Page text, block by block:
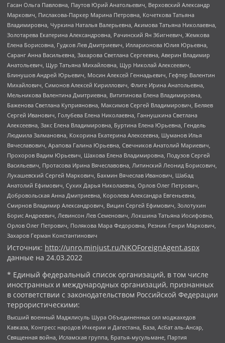
Гасан Ольга Павловна, Паутов Юрий Анатольевич, Верховский Александр
Маркович, Пислакова-Паркер Марина Петровна, Кочеткова Татьяна
Владимировна, Чуркина Наталья Валерьевна, Акимова Татьяна Николаевна,
Золотарева Екатерина Александровна, Рачинский Ян Збигневич, Жемкова
Елена Борисовна, Гудков Лев Дмитриевич, Илларионова Юлия Юрьевна,
Саранг Анна Васильевна, Захарова Светлана Сергеевна, Аверин Владимир
Анатольевич, Щур Татьяна Михайловна, Щур Николай Алексеевич,
Блинушов Андрей Юрьевич, Мосин Алексей Геннадьевич, Гефтер Валентин
Михайлович, Симонов Алексей Кириллович, Флиге Ирина Анатольевна,
Мельникова Валентина Дмитриевна, Вититинова Елена Владимировна,
Баженова Светлана Куприяновна, Максимов Сергей Владимирович, Беляев
Сергей Иванович, Голубева Елена Николаевна, Ганнушкина Светлана
Алексеевна, Закс Елена Владимировна, Буртина Елена Юрьевна, Гендель
Людмила Залмановна, Кокорина Екатерина Алексеевна, Шуманов Илья
Вячеславович, Арапова Галина Юрьевна, Свечников Анатолий Мариевич,
Прохоров Вадим Юрьевич, Шахова Елена Владимировна, Подузов Сергей
Васильевич, Протасова Ирина Вячеславовна, Литинский Леонид Борисович,
Лукашевский Сергей Маркович, Бахмин Вячеслав Иванович, Шабад
Анатолий Ефимович, Сухих Дарья Николаевна, Орлов Олег Петрович,
Добровольская Анна Дмитриевна, Королева Александра Евгеньевна,
Смирнов Владимир Александрович, Вицин Сергей Ефимович, Золотухин
Борис Андреевич, Левинсон Лев Семенович, Локшина Татьяна Иосифовна,
Орлов Олег Петрович, Полякова Мара Федоровна, Резник Генри Маркович,
Захаров Герман Константинович
Источник: http://unro.minjust.ru/NKOForeignAgent.aspx
данные на 24.03.2022
* Единый федеральный список организаций, в том числе
иностранных и международных организаций, признанных
в соответствии с законодательством Российской Федерации
террористическими:
Высший военный Маджлисуль Шура Объединенных сил моджахедов
Кавказа, Конгресс народов Ичкерии и Дагестана, База, Асбат аль-Ансар,
Священная война, Исламская группа, Братья-мусульмане, Партия